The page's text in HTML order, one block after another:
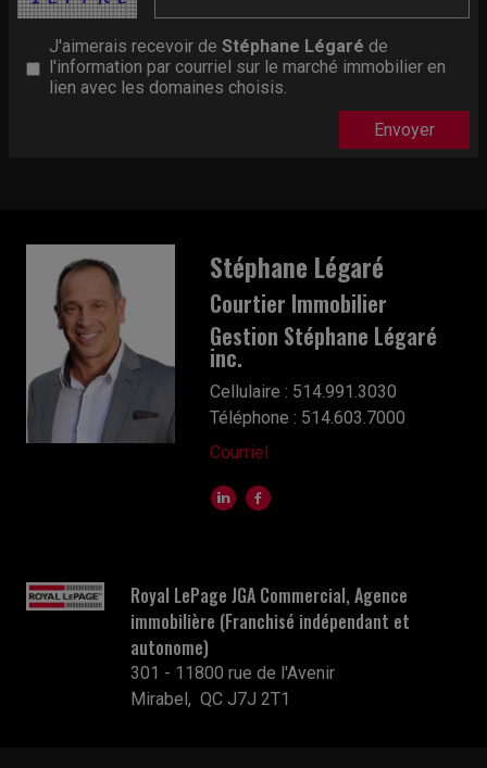
J'aimerais recevoir de Stéphane Légaré de
l'information par courriel sur le marché immobilier en
lien avec les domaines choisis.
Stéphane Légaré
Courtier Immobilier
Gestion Stéphane Légaré
inc.
Cellulaire : 514.991.3030
Téléphone : 514.603.7000
Courriel
Royal LePage JGA Commercial, Agence
immobilière (Franchisé indépendant et
autonome)
301 - 11800 rue de l'Avenir
Mirabel, QC J7J 2T1